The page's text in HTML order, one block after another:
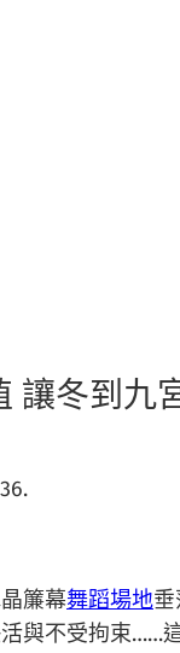
讓冬到九
簾幕舞蹈場地
與不受拘束……